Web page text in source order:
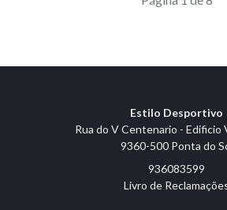
Estilo Desportivo
Rua do V Centenario - Edificio
9360-500 Ponta do
936083599
Livro de